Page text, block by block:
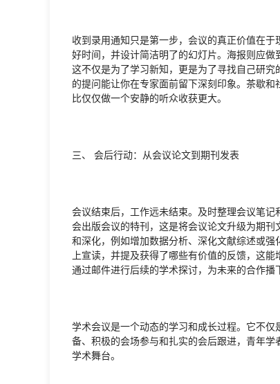
收到录用通知只是第一步，会议的真正价值在
好时间，并设计简洁明了的幻灯片。海报则应做
这不仅是为了学习新知，更是为了寻找自己研
的提问能让你在专家面前留下深刻印象。茶歇
比仅仅做一个安静的听众收获更大。
三、 会后行动：从会议论文到期刊发表
会议结束后，工作远未结束。及时整理会议笔
会出版会议的特刊，这是将会议论文升级为期
和深化，例如增加数据分析、深化文献综述或
上宣读，并提及获得了哪些有价值的反馈，这
通过邮件进行后续的学术探讨，为未来的合作播
学术会议是一个动态的学习和成长过程。它不
备、积极的会场参与和扎实的会后跟进，青年
学术舞台。